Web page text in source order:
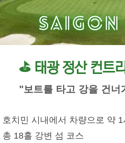
⛳ 태광 정산 컨
"보트를 타고 강을 건너
호치민 시내에서 차량으로 약
총 18홀 강변 섬 코스